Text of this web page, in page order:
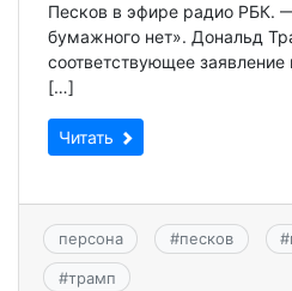
Песков в эфире радио РБК.
бумажного нет». Дональд
соответствующее заявление
[…]
Читать
персона #песков #
#трамп